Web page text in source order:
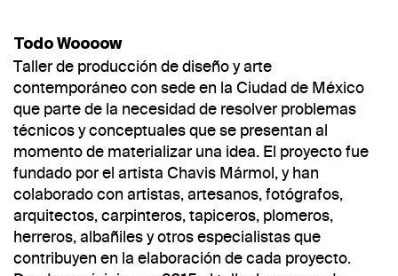
Todo Woooow
Taller de producción de diseño y arte
contemporáneo con sede en la Ciudad de México
que parte de la necesidad de resolver problemas
técnicos y conceptuales que se presentan al
momento de materializar una idea. El proyecto fue
fundado por el artista Chavis Mármol, y han
colaborado con artistas, artesanos, fotógrafos,
arquitectos, carpinteros, tapiceros, plomeros,
herreros, albañiles y otros especialistas que
contribuyen en la elaboración de cada proyecto.